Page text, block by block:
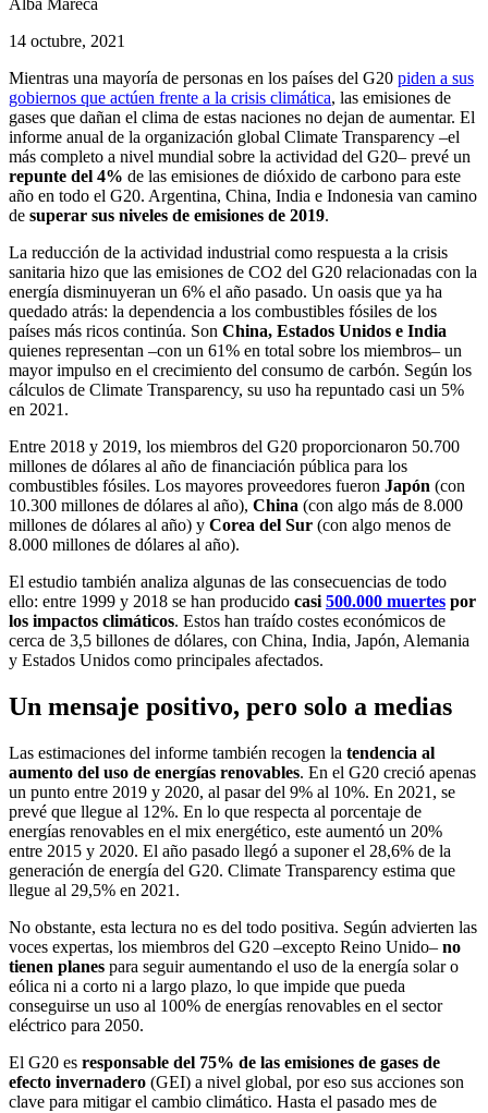
Alba Mareca
14 octubre, 2021
Mientras una mayoría de personas en los países del G20 piden a sus
gobiernos que actúen frente a la crisis climática, las emisiones de
gases que dañan el clima de estas naciones no dejan de aumentar. El
informe anual de la organización global Climate Transparency –el
más completo a nivel mundial sobre la actividad del G20– prevé un
repunte del 4% de las emisiones de dióxido de carbono para este
año en todo el G20. Argentina, China, India e Indonesia van camino
de superar sus niveles de emisiones de 2019.
La reducción de la actividad industrial como respuesta a la crisis
sanitaria hizo que las emisiones de CO2 del G20 relacionadas con la
energía disminuyeran un 6% el año pasado. Un oasis que ya ha
quedado atrás: la dependencia a los combustibles fósiles de los
países más ricos continúa. Son China, Estados Unidos e India
quienes representan –con un 61% en total sobre los miembros– un
mayor impulso en el crecimiento del consumo de carbón. Según los
cálculos de Climate Transparency, su uso ha repuntado casi un 5%
en 2021.
Entre 2018 y 2019, los miembros del G20 proporcionaron 50.700
millones de dólares al año de financiación pública para los
combustibles fósiles. Los mayores proveedores fueron Japón (con
10.300 millones de dólares al año), China (con algo más de 8.000
millones de dólares al año) y Corea del Sur (con algo menos de
8.000 millones de dólares al año).
El estudio también analiza algunas de las consecuencias de todo
ello: entre 1999 y 2018 se han producido casi 500.000 muertes por
los impactos climáticos. Estos han traído costes económicos de
cerca de 3,5 billones de dólares, con China, India, Japón, Alemania
y Estados Unidos como principales afectados.
Un mensaje positivo, pero solo a medias
Las estimaciones del informe también recogen la tendencia al
aumento del uso de energías renovables. En el G20 creció apenas
un punto entre 2019 y 2020, al pasar del 9% al 10%. En 2021, se
prevé que llegue al 12%. En lo que respecta al porcentaje de
energías renovables en el mix energético, este aumentó un 20%
entre 2015 y 2020. El año pasado llegó a suponer el 28,6% de la
generación de energía del G20. Climate Transparency estima que
llegue al 29,5% en 2021.
No obstante, esta lectura no es del todo positiva. Según advierten las
voces expertas, los miembros del G20 –excepto Reino Unido– no
tienen planes para seguir aumentando el uso de la energía solar o
eólica ni a corto ni a largo plazo, lo que impide que pueda
conseguirse un uso al 100% de energías renovables en el sector
eléctrico para 2050.
El G20 es responsable del 75% de las emisiones de gases de
efecto invernadero (GEI) a nivel global, por eso sus acciones son
clave para mitigar el cambio climático. Hasta el pasado mes de